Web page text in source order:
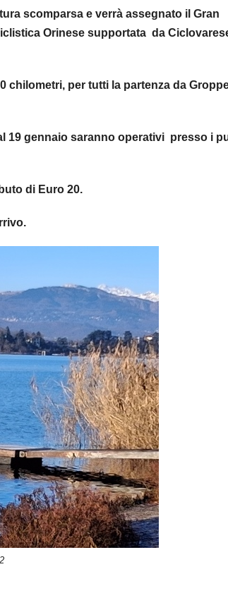
scomparsa e verrà assegnato il Gran
Orinese supportata da
chilometri, per tutti la partenza da
19 gennaio saranno operativi presso i
di Euro 20.